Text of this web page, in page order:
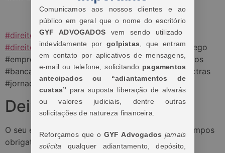
#direito #direitos #clt #direitodotrabalho
#direitotrabalhista #trabalho #trabalhador#emprego
#empregado #cargodeconfinca #analistadeservicos
#bancário #banco #instituicaofinanceira #horasextras
#jornadadetrabalho #jornada
Deixe um comentário
O seu endereço de e-mail não será publicado.
Campos
obrigatórios são marcados com
Comunicamos aos nossos clientes e ao
público em geral que o nome do escritório
GYF ADVOGADOS vem sendo utilizado
indevidamente por golpistas , que entram
em contato por aplicativos de mensagens,
e-mail ou telefone, solicitando pagamentos
antecipados ou “adiantamentos de
custas” para suposta liberação de alvarás
ou valores judiciais, dentre outras
solicitações de natureza financeira.
Reforçamos que o GYF Advogadosjamais
solicita qualquer adiantamento, depósito,